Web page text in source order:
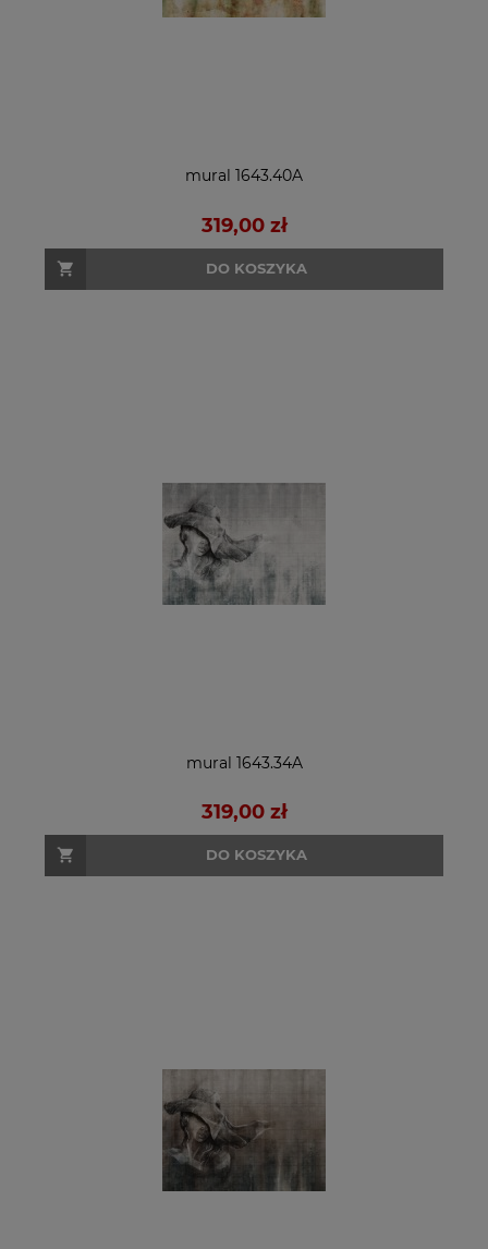
mural 1643.40A
319,00 zł
DO KOSZYKA
mural 1643.34A
319,00 zł
DO KOSZYKA